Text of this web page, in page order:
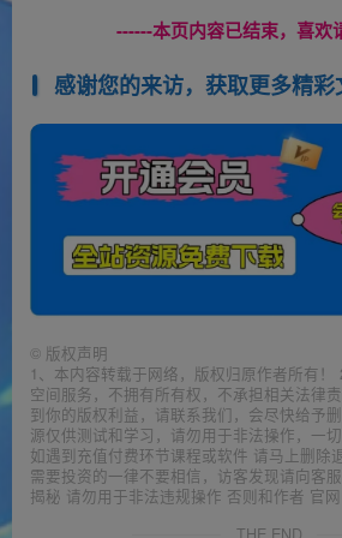
------本页内容已结束，喜欢
感谢您的来访，获取更多精彩
© 版权声明
1、本内容转载于网络，版权归原作者所有
空间服务，不拥有所有权，不承担相关法律
到你的版权利益，请联系我们，会尽快给予
源仅供测试和学习，请勿用于非法操作，一
如遇到充值付费环节课程或软件 请马上删除
需要投资的一律不要相信，访客发现请向客
揭秘 请勿用于非法违规操作 否则和作者 官